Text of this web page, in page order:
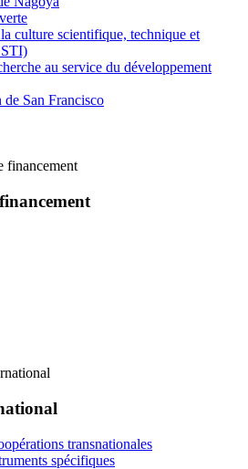
culture scientifique, technique et
au service du développement
San Francisco
financement
transnationales
spécifiques